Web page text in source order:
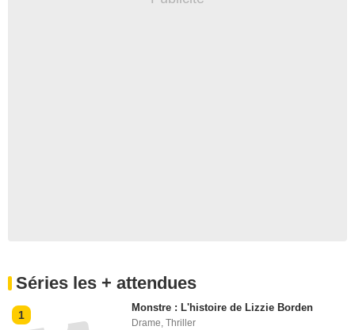
Séries les + attendues
1
Monstre : L'histoire de Lizzie Borden
Drame,Thriller